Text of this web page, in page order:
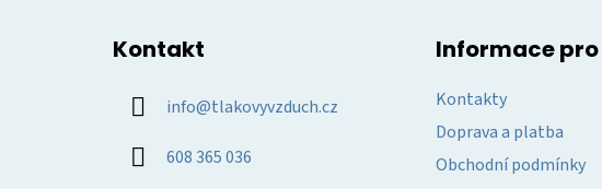
Kontakt
info@tlakovyvzduch.cz
608 365 036
Informace
Kontakty
Doprava a platba
Obchodní podmínky